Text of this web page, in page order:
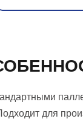
для